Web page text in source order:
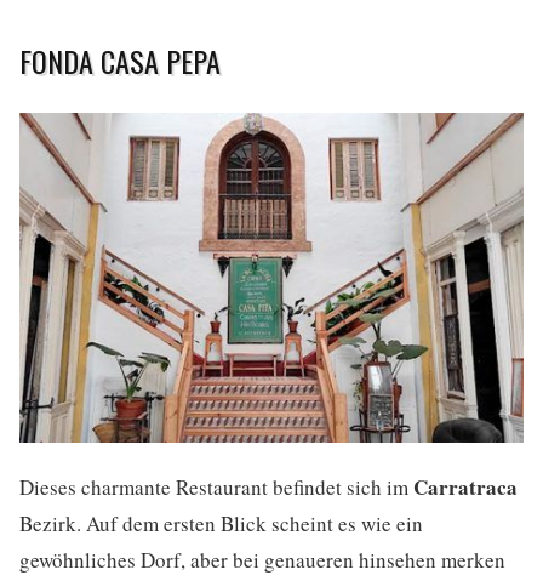
FONDA CASA PEPA
Dieses charmante Restaurant befindet sich im Carratraca
Bezirk. Auf dem ersten Blick scheint es wie ein
gewöhnliches Dorf, aber bei genaueren hinsehen merken